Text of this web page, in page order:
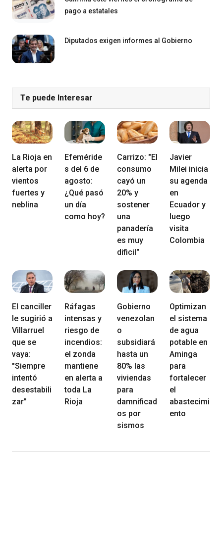
pago a estatales
Diputados exigen informes al Gobierno
Te puede Interesar
La Rioja en
alerta por
vientos
fuertes y
neblina
Efeméride
s del 6 de
agosto:
¿Qué pasó
un día
como hoy?
Carrizo: "El
consumo
cayó un
20% y
sostener
una
panadería
es muy
dificil"
Javier
Milei inicia
su agenda
en
Ecuador y
luego
visita
Colombia
El canciller
le sugirió a
Villarruel
que se
vaya:
"Siempre
intentó
desestabili
zar"
Ráfagas
intensas y
riesgo de
incendios:
el zonda
mantiene
en alerta a
toda La
Rioja
Gobierno
venezolan
o
subsidiará
hasta un
80% las
viviendas
para
damnificad
os por
sismos
Optimizan
el sistema
de agua
potable en
Aminga
para
fortalecer
el
abastecimi
ento